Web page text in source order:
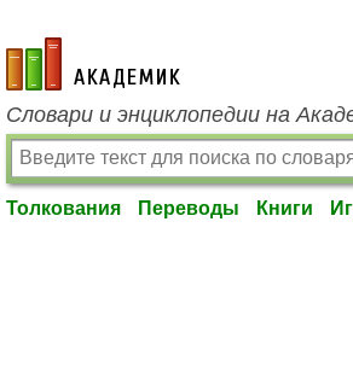
academic.ru
Словари и энциклопедии на
Толкования Переводы Книги